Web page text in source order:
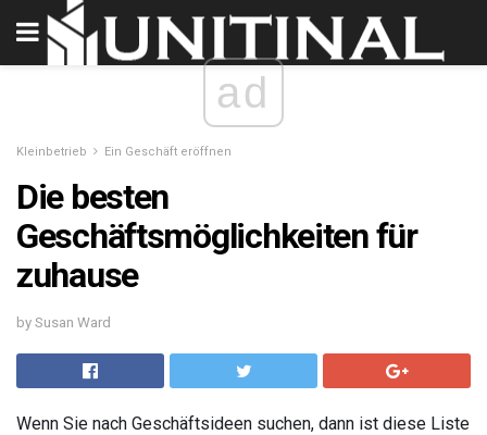
ad
Kleinbetrieb Ein Geschäft eröffnen
Die besten
Geschäftsmöglichkeiten für
zuhause
by Susan Ward
Wenn Sie nach Geschäftsideen suchen, dann ist diese Liste